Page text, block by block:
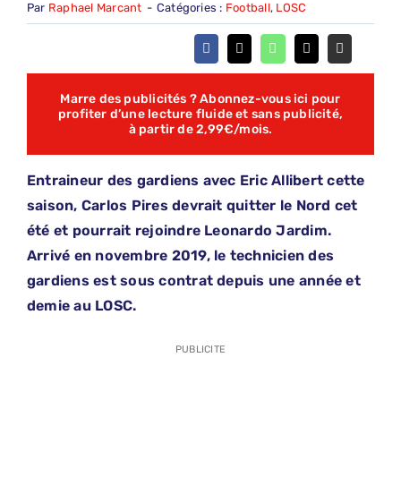
Par Raphael Marcant - Catégories : Football, LOSC
Marre des publicités ? Abonnez-vous ici pour
profiter d’une lecture fluide et sans publicité,
à partir de 2,99€/mois.
Entraineur des gardiens avec Eric Allibert cette
saison, Carlos Pires devrait quitter le Nord cet
été et pourrait rejoindre Leonardo Jardim.
Arrivé en novembre 2019, le technicien des
gardiens est sous contrat depuis une année et
demie au LOSC.
PUBLICITE